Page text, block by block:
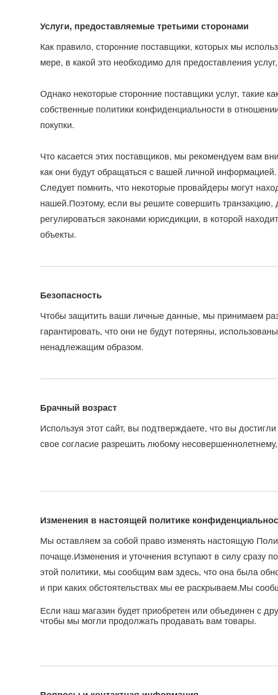
Услуги, предоставляемые третьими сторонами
Как правило, сторонние поставщики, которых мы
мере, в какой это необходимо для предоставления
Однако некоторые сторонние поставщики услуг, такие
собственные политики конфиденциальности в
покупки.
Что касается этих поставщиков, мы рекомендуем вам
как они будут обращаться с вашей личной информацией.
Следует помнить, что некоторые провайдеры могут
нашей.Поэтому, если вы решите совершить
регулироваться законами юрисдикции, в которой
объекты.
Безопасность
Чтобы защитить ваши личные данные, мы принимаем
гарантировать, что они не будут потеряны,
ненадлежащим образом.
Брачный возраст
Используя этот сайт, вы подтверждаете, что вы
свое согласие разрешить любому
Изменения в настоящей политике
Мы оставляем за собой право изменять настоящую
почаще.Изменения и уточнения вступают в силу сразу
этой политики, мы сообщим вам здесь, что она была
и при каких обстоятельствах мы ее раскрываем.Мы
Если наш магазин будет приобретен или объединен с
чтобы мы могли продолжать продавать вам товары.